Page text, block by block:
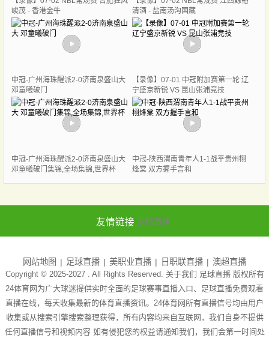
峻茂 - 香港金牛
清酒 - 盐南汤沟国藏
中冠-广州海珠醒派2-0济南泉盛山大
邓童曦破门
【录像】07-01 中冠附加赛第一轮 辽
宁盛京新锐 VS 昆山张浦竞技
中冠-广州海珠醒派2-0济南泉盛山大
邓童曦破门集锦,全场集锦,世界杯
中冠-陕西渭南青年人1-1战平贵州栩
烽棠 双方握手言和
友情链接 足球直播
网站地图 足球直播 美职业直播 日职联直播 澳超直播
Copyright © 2025-2027 . All Rights Reserved. 关于我们 足球直播版权所有
24体育网为广大球迷提供实时全面的足球赛事直播入口、足球直播免费观看
直播在线，每天收集最新的体育直播资讯。24体育网所有直播信号均由用户
收集或从搜索引擎搜索整理获得，所有内容均来自互联网，我们自身不提供
任何直播信号和视频内容 如有侵犯您的权益请通知我们，我们会第一时间处